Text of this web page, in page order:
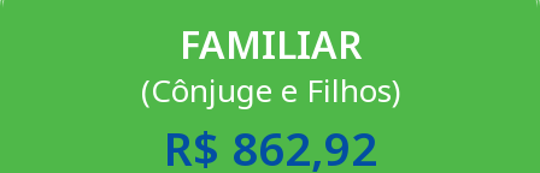
FAMILIAR
(Cônjuge e Filhos)
R$ 862,92